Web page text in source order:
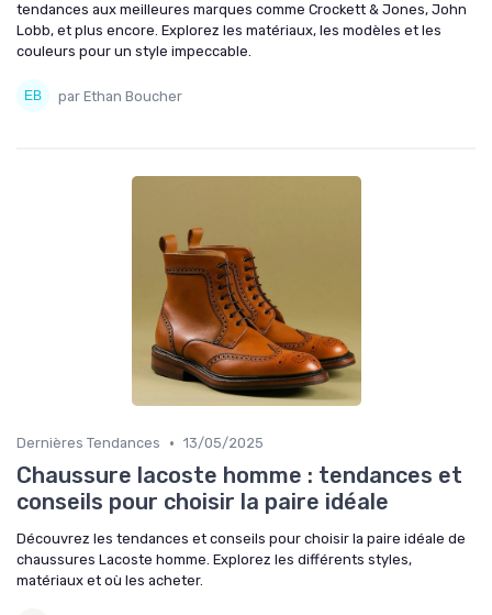
tendances aux meilleures marques comme Crockett & Jones, John
Lobb, et plus encore. Explorez les matériaux, les modèles et les
couleurs pour un style impeccable.
par Ethan Boucher
Dernières Tendances • 13/05/2025
Chaussure lacoste homme : tendances et
conseils pour choisir la paire idéale
Découvrez les tendances et conseils pour choisir la paire idéale de
chaussures Lacoste homme. Explorez les différents styles,
matériaux et où les acheter.